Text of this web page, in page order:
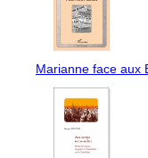
Marianne face aux